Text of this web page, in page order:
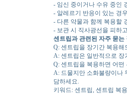
- 임신 중이거나 수유 중인
- 알레르기 반응이 있는 경
- 다른 약물과 함께 복용할
- 보관 시 직사광선을 피하
센트립과 관련된 자주 묻는
Q: 센트립을 장기간 복용해
A: 센트립은 일반적으로 장
Q: 센트립을 복용하면 어떤
A: 드물지만 소화불량이나
담하세요.
키워드: 센트립, 센트립 복